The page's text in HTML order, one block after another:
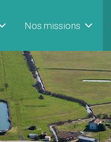
Nos missions